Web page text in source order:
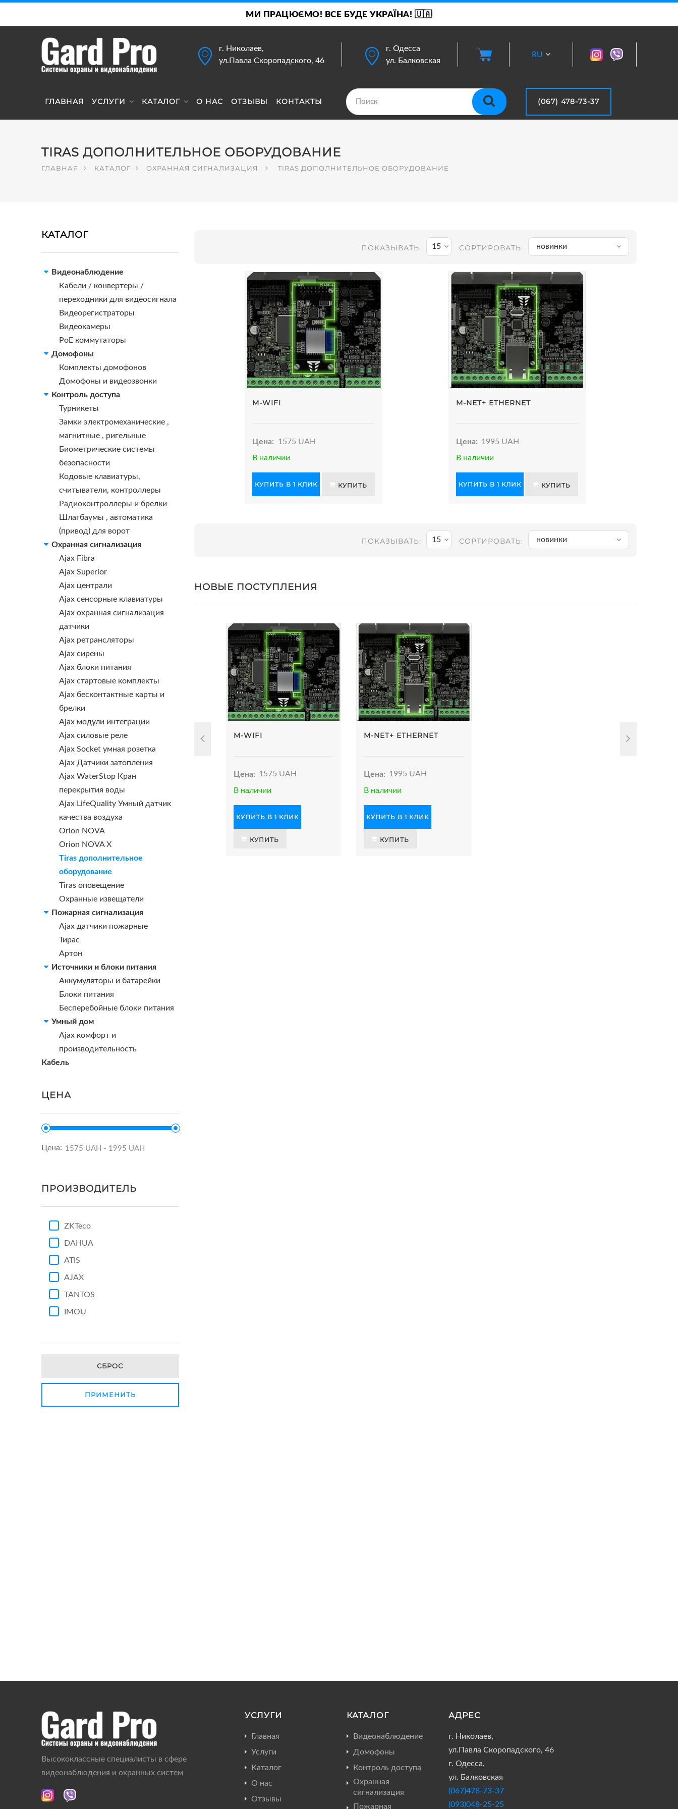
МИ ПРАЦЮЄМО! ВСЕ БУДЕ УКРАЇНА! 🇺🇦
г. Николаев,
ул.Павла Скоропадского, 46
г. Одесса
ул. Балковская
RU
ГЛАВНАЯ УСЛУГИ КАТАЛОГ О НАС ОТЗЫВЫ КОНТАКТЫ (067) 478-73-37
TIRAS ДОПОЛНИТЕЛЬНОЕ ОБОРУДОВАНИЕ
ГЛАВНАЯ КАТАЛОГ ОХРАННАЯ СИГНАЛИЗАЦИЯ TIRAS ДОПОЛНИТЕЛЬНОЕ ОБОРУДОВАНИЕ
КАТАЛОГ
Видеонаблюдение
Кабели / конвертеры /
переходники для видеосигнала
Видеорегистраторы
Видеокамеры
PoE коммутаторы
Домофоны
Комплекты домофонов
Домофоны и видеозвонки
Контроль доступа
Турникеты
Замки электромеханические ,
магнитные , ригельные
Биометрические системы
безопасности
Кодовые клавиатуры,
считыватели, контроллеры
Радиоконтроллеры и брелки
Шлагбаумы , автоматика
(привод) для ворот
Охранная сигнализация
Ajax Fibra
Ajax Superior
Ajax централи
Ajax сенсорные клавиатуры
Ajax охранная сигнализация
датчики
Ajax ретрансляторы
Ajax сирены
Ajax блоки питания
Ajax стартовые комплекты
Ajax бесконтактные карты и
брелки
Ajax модули интеграции
Ajax силовые реле
Ajax Socket умная розетка
Ajax Датчики затопления
Ajax WaterStop Кран
перекрытия воды
Ajax LifeQuality Умный датчик
качества воздуха
Orion NOVA
Orion NOVA X
Tiras дополнительное
оборудование
Tiras оповещение
Охранные извещатели
Пожарная сигнализация
Ajax датчики пожарные
Тирас
Артон
Источники и блоки питания
Аккумуляторы и батарейки
Блоки питания
Бесперебойные блоки питания
Умный дом
Ajax комфорт и
производительность
Кабель
ЦЕНА
Цена:
ПРОИЗВОДИТЕЛЬ
ZKTeco
DAHUA
ATIS
AJAX
TANTOS
IMOU
СБРОС
ПРИМЕНИТЬ
ПОКАЗЫВАТЬ: 15 СОРТИРОВАТЬ: новинки
M-WIFI
Цена:
1575 UAH
В наличии
КУПИТЬ В 1 КЛИК КУПИТЬ
M-NET+ ETHERNET
Цена: 1995 UAH
В наличии
КУПИТЬ В 1 КЛИК КУПИТЬ
ПОКАЗЫВАТЬ: 15 СОРТИРОВАТЬ: новинки
НОВЫЕ ПОСТУПЛЕНИЯ
M-WIFI
Цена: 1575 UAH
В наличии
КУПИТЬ В 1 КЛИК
КУПИТЬ
M-NET+ ETHERNET
Цена: 1995 UAH
В наличии
КУПИТЬ В 1 КЛИК
КУПИТЬ
Высококлассные специалисты в сфере
видеонаблюдения и охранных систем
УСЛУГИ
Главная
Услуги
Каталог
О нас
Отзывы
КАТАЛОГ
Видеонаблюдение
Домофоны
Контроль доступа
Охранная
сигнализация
Пожарная
АДРЕС
г. Николаев,
ул.Павла Скоропадского, 46
г. Одесса,
ул. Балковская
(067)478-73-37
(093)048-25-25